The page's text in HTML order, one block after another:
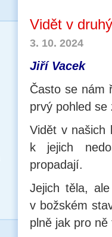
Vidět v
3. 10. 2024
Jiří Vacek
Často se nám
prvý pohled
Vidět v našich
k jejich
propadají.
Jejich těla,
v božském
plně jak pro